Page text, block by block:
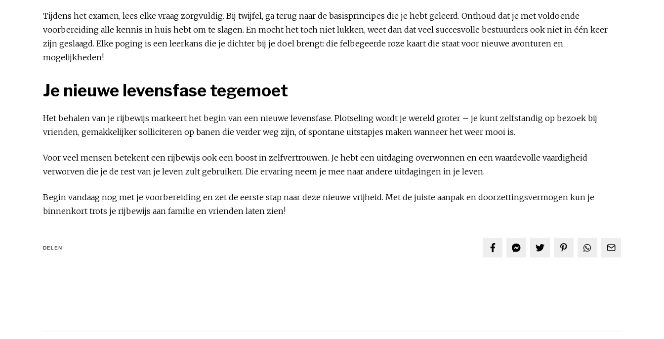
Tijdens het examen, lees elke vraag zorgvuldig. Bij twijfel, ga terug naar de basisprincipes die je hebt geleerd. Onthoud dat je met voldoende
voorbereiding alle kennis in huis hebt om te slagen. En mocht het toch niet lukken, weet dan dat veel succesvolle bestuurders ook niet in één keer
zijn geslaagd. Elke poging is een leerkans die je dichter bij je doel brengt: die felbegeerde roze kaart die staat voor nieuwe avonturen en
mogelijkheden!
Je nieuwe levensfase tegemoet
Het behalen van je rijbewijs markeert het begin van een nieuwe levensfase. Plotseling wordt je wereld groter – je kunt zelfstandig op bezoek bij
vrienden, gemakkelijker solliciteren op banen die verder weg zijn, of spontane uitstapjes maken wanneer het weer mooi is.
Voor veel mensen betekent een rijbewijs ook een boost in zelfvertrouwen. Je hebt een uitdaging overwonnen en een waardevolle vaardigheid
verworven die je de rest van je leven zult gebruiken. Die ervaring neem je mee naar andere uitdagingen in je leven.
Begin vandaag nog met je voorbereiding en zet de eerste stap naar deze nieuwe vrijheid. Met de juiste aanpak en doorzettingsvermogen kun je
binnenkort trots je rijbewijs aan familie en vrienden laten zien!
DELEN